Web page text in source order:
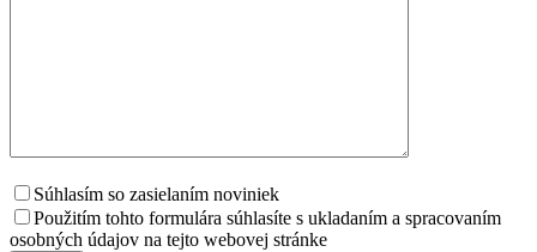
Súhlasím so zasielaním noviniek
Použitím tohto formulára súhlasíte s ukladaním a spracovaním
osobných údajov na tejto webovej stránke